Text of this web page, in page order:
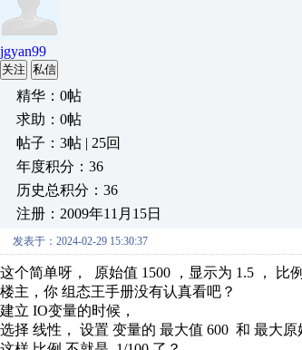
jgyan99
关注 私信
精华：0帖
求助：0帖
帖子：3帖 | 25回
年度积分：36
历史总积分：36
注册：2009年11月15日
发表于：2024-02-29 15:30:37
这个简单呀， 原始值 1500 ，显示为 1.5 ， 比
楼主，你 组态王手册没有认真看吧？
建立 IO变量的时候，
选择 线性， 设置 变量的 最大值 600 和 最大原